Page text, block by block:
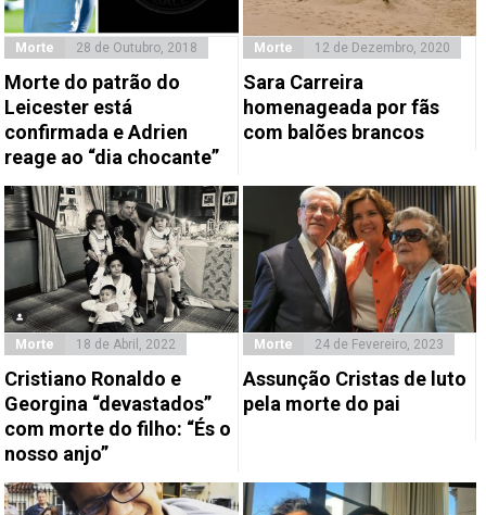
Morte 28 de Outubro, 2018
Morte do patrão do
Leicester está
confirmada e Adrien
reage ao “dia chocante”
Morte 12 de Dezembro, 2020
Sara Carreira
homenageada por fãs
com balões brancos
Morte 18 de Abril, 2022
Cristiano Ronaldo e
Georgina “devastados”
com morte do filho: “És o
nosso anjo”
Morte 24 de Fevereiro, 2023
Assunção Cristas de luto
pela morte do pai